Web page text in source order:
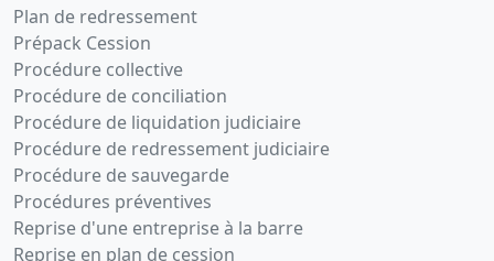
Plan de redressement
Prépack Cession
Procédure collective
Procédure de conciliation
Procédure de liquidation judiciaire
Procédure de redressement judiciaire
Procédure de sauvegarde
Procédures préventives
Reprise d'une entreprise à la barre
Reprise en plan de cession